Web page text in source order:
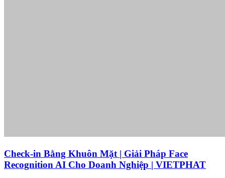
Check-in Bằng Khuôn Mặt | Giải Pháp Face
Recognition AI Cho Doanh Nghiệp | VIETPHAT